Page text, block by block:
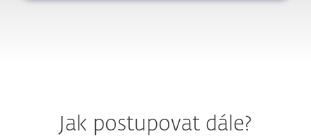
Jak postupovat dále?